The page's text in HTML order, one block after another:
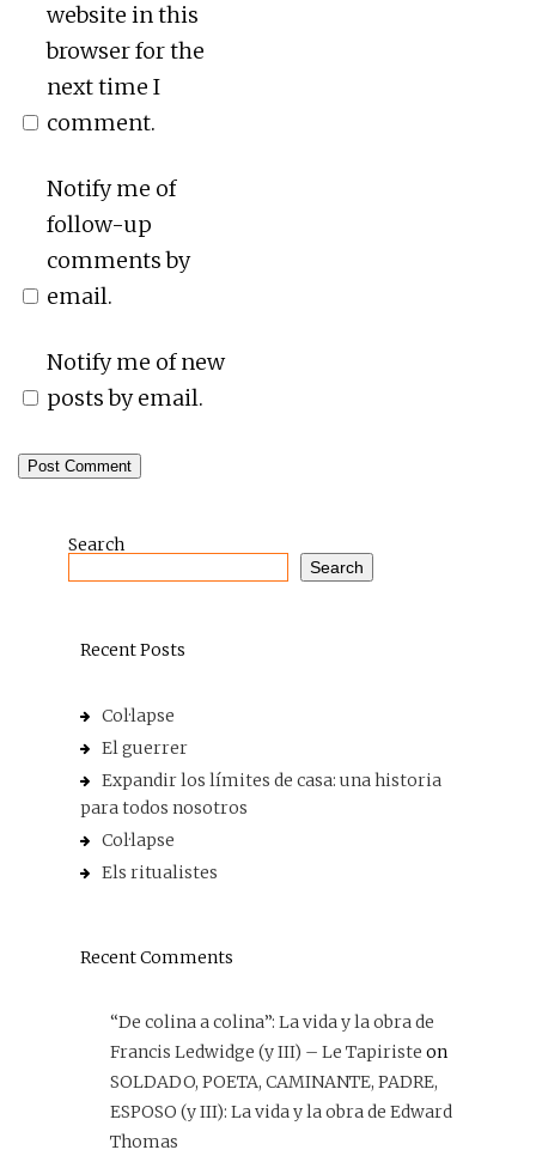
website in this
browser for the
next time I
comment.
Notify me of
follow-up
comments by
email.
Notify me of new
posts by email.
Search
Search
Recent Posts
Col·lapse
El guerrer
Expandir los límites de casa: una historia
para todos nosotros
Col·lapse
Els ritualistes
Recent Comments
“De colina a colina”: La vida y la obra de
Francis Ledwidge (y III) – Le Tapiriste on
SOLDADO, POETA, CAMINANTE, PADRE,
ESPOSO (y III): La vida y la obra de Edward
Thomas